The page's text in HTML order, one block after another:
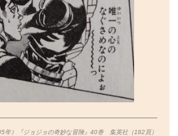
年）『ジョジョの奇妙な冒険』40巻 集英社（182頁）